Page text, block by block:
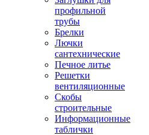
профильной
трубы
Брелки
Лючки
сантехнические
Печное литье
Решетки
вентиляционные
Скобы
строительные
Информационные
таблички